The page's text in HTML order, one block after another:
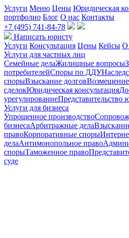
Услуги Меню Цены Юридическая
портфолио Блог О нас Контакты
+7 (495) 741-84-78
Написать юристу
Услуги Консультация Цены Кейсы О
Услуги для частных лиц
Семейные делаЖилищные вопросы
потребителейСпоры по ДДУ
спорыВзыскание долгов
сделокЮридическая консультация
урегулированиеПредставительство
Услуги для бизнеса
Упрощенное производство
бизнесаАрбитражные дела
правоКорпоративные споры
делаАнтимонопольное право
спорыТаможенное право
суде